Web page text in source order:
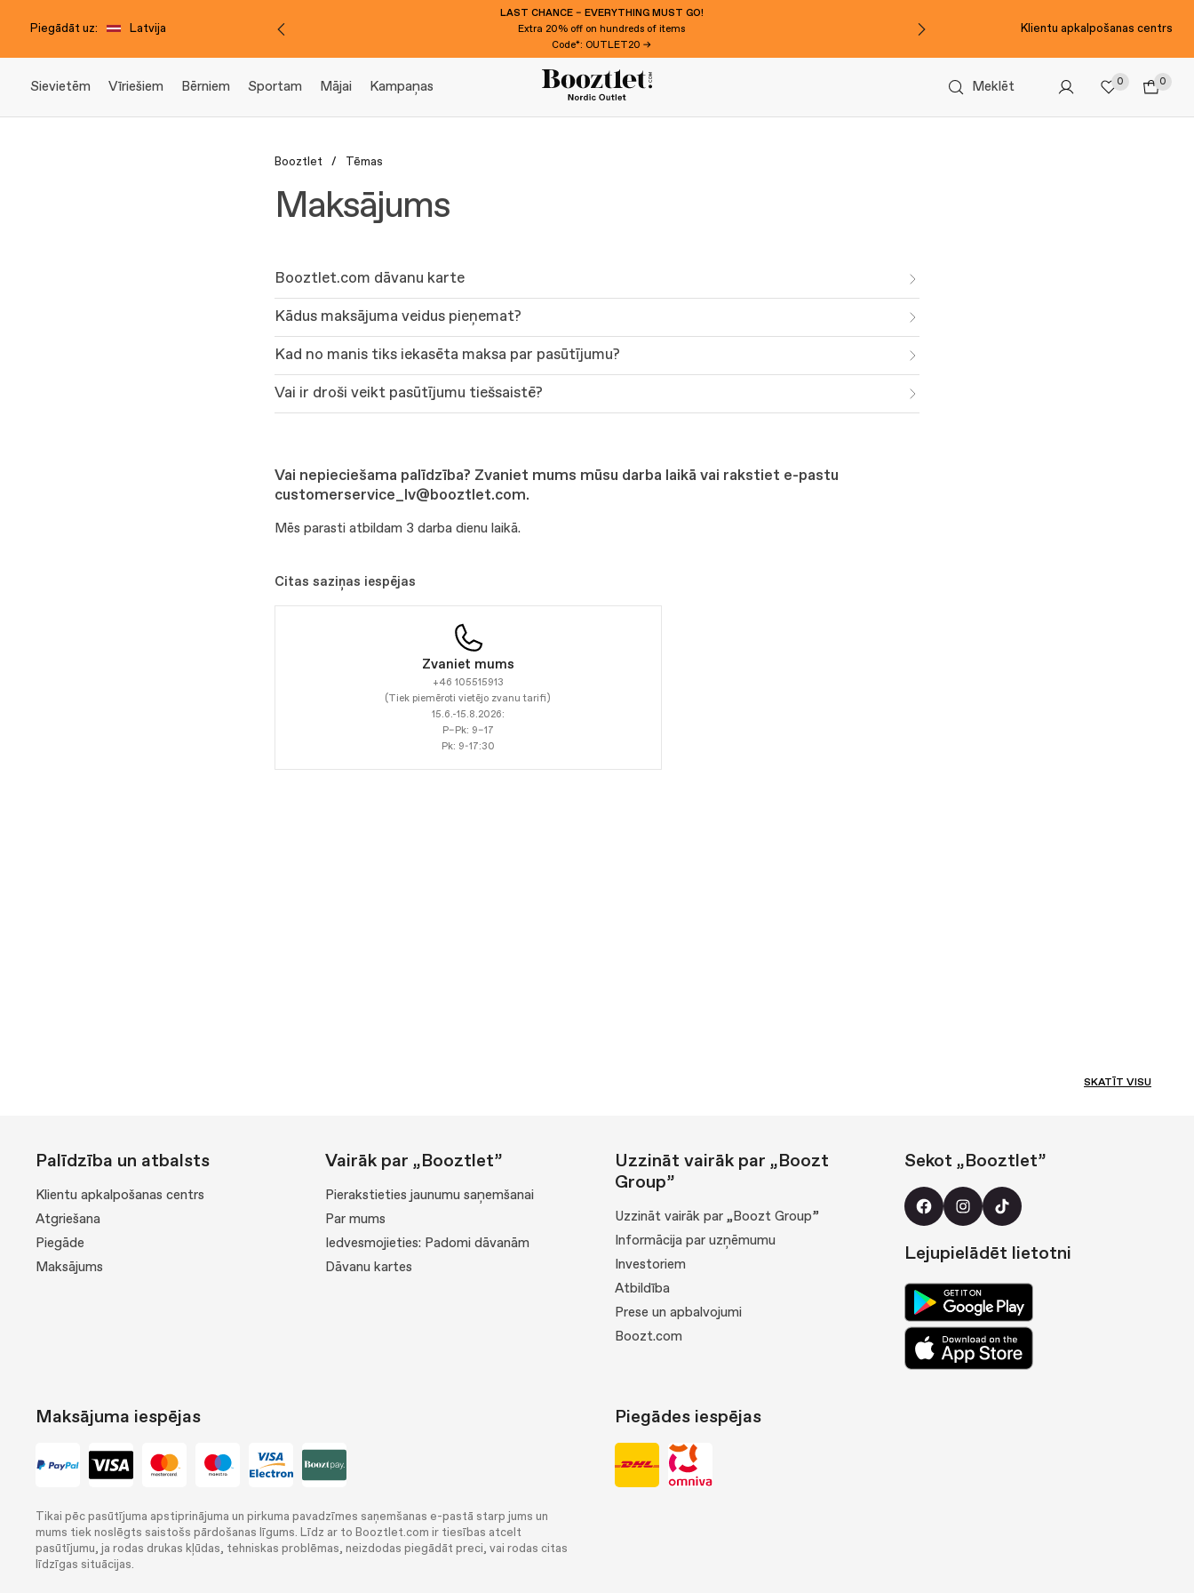
Piegādāt uz: Latvija
LAST CHANCE – EVERYTHING MUST GO!
Extra 20% off on hundreds of items
Code*: OUTLET20 →
Klientu apkalpošanas centrs
Sievietēm Vīriešiem Bērniem Sportam Mājai Kampaņas Meklēt 0 0
Booztlet / Tēmas
Maksājums
Booztlet.com dāvanu karte
Kādus maksājuma veidus pieņemat?
Kad no manis tiks iekasēta maksa par pasūtījumu?
Vai ir droši veikt pasūtījumu tiešsaistē?
Vai nepieciešama palīdzība? Zvaniet mums mūsu darba laikā vai rakstiet e-pastu
customerservice_lv@booztlet.com.
Mēs parasti atbildam 3 darba dienu laikā.
Citas saziņas iespējas
Zvaniet mums
+46 105515913
(Tiek piemēroti vietējo zvanu tarifi)
15.6.-15.8.2026:
P–Pk: 9–17
Pk: 9-17:30
SKATĪT VISU
Palīdzība un atbalsts
Klientu apkalpošanas centrs
Atgriešana
Piegāde
Maksājums
Vairāk par „Booztlet”
Pierakstieties jaunumu saņemšanai
Par mums
Iedvesmojieties: Padomi dāvanām
Dāvanu kartes
Uzzināt vairāk par „Boozt
Group”
Uzzināt vairāk par „Boozt Group”
Informācija par uzņēmumu
Investoriem
Atbildība
Prese un apbalvojumi
Boozt.com
Sekot „Booztlet”
Lejupielādēt lietotni
Maksājuma iespējas
Tikai pēc pasūtījuma apstiprinājuma un pirkuma pavadzīmes saņemšanas e-pastā starp jums un
mums tiek noslēgts saistošs pārdošanas līgums. Līdz ar to Booztlet.com ir tiesības atcelt
pasūtījumu, ja rodas drukas kļūdas, tehniskas problēmas, neizdodas piegādāt preci, vai rodas citas
līdzīgas situācijas.
Piegādes iespējas